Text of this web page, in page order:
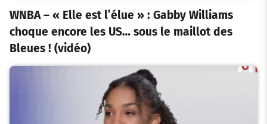
WNBA – « Elle est l’élue » : Gabby Williams
choque encore les US… sous le maillot des
Bleues ! (vidéo)